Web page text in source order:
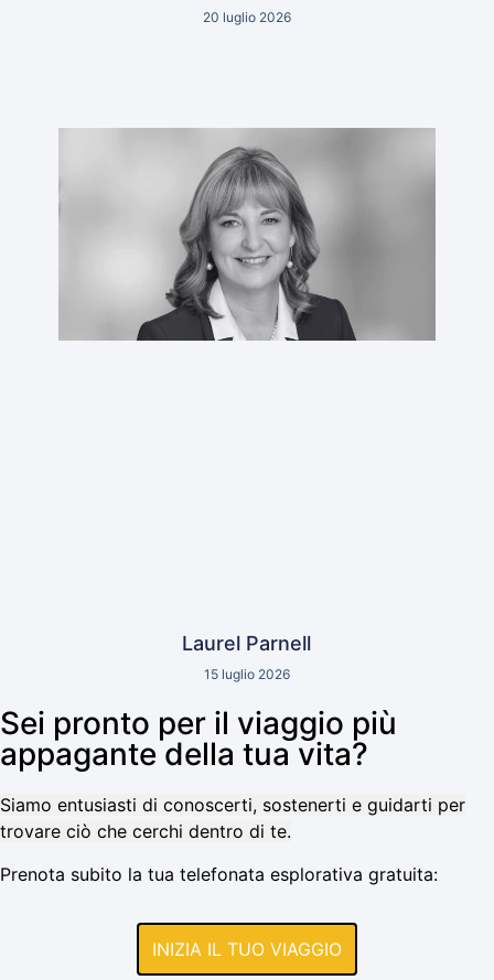
20 luglio 2026
Laurel Parnell
15 luglio 2026
Sei pronto per il viaggio più
appagante della tua vita?
Siamo entusiasti di conoscerti, sostenerti e guidarti per
trovare ciò che cerchi dentro di te.
Prenota subito la tua telefonata esplorativa gratuita:
INIZIA IL TUO VIAGGIO